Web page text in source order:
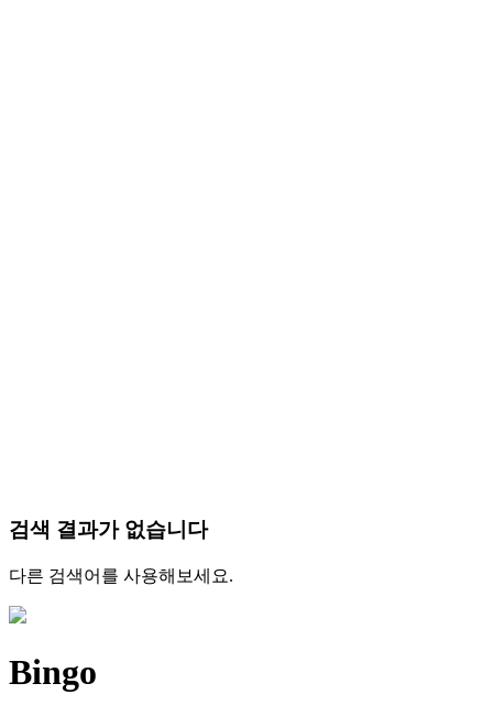
검색 결과가 없습니다
다른 검색어를 사용해보세요.
Bingo